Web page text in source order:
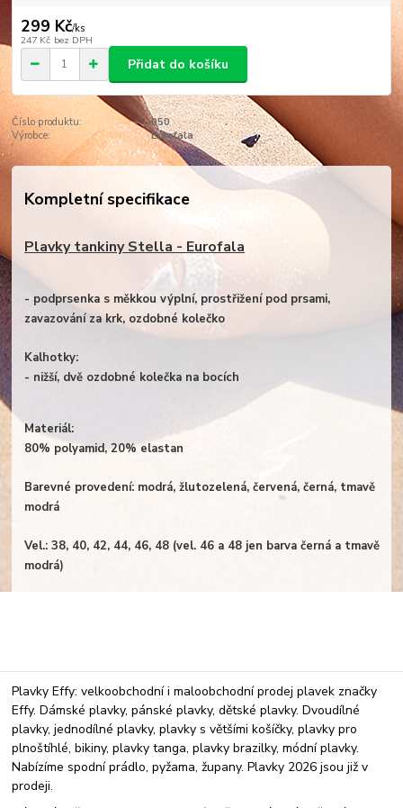
299 Kč/ks
247 Kč bez DPH
Přidat do košíku
Číslo produktu:
050
Výrobce:
Eurofala
Kompletní specifikace
Plavky tankiny Stella - Eurofala
- podprsenka s měkkou výplní, prostřižení pod prsami,
zavazování za krk, ozdobné kolečko
Kalhotky:
- nižší, dvě ozdobné kolečka na bocích
Materiál:
80% polyamid, 20% elastan
Barevné provedení: modrá, žlutozelená, červená, černá, tmavě
modrá
Vel.: 38, 40, 42, 44, 46, 48 (vel. 46 a 48 jen barva černá a tmavě
modrá)
Plavky Effy: velkoobchodní i maloobchodní prodej plavek značky
Effy. Dámské plavky, pánské plavky, dětské plavky. Dvoudílné
plavky, jednodílné plavky, plavky s většími košíčky, plavky pro
plnoštíhlé, bikiny, plavky tanga, plavky brazilky, módní plavky.
Nabízíme spodní prádlo, pyžama, župany. Plavky 2026 jsou již v
prodeji.